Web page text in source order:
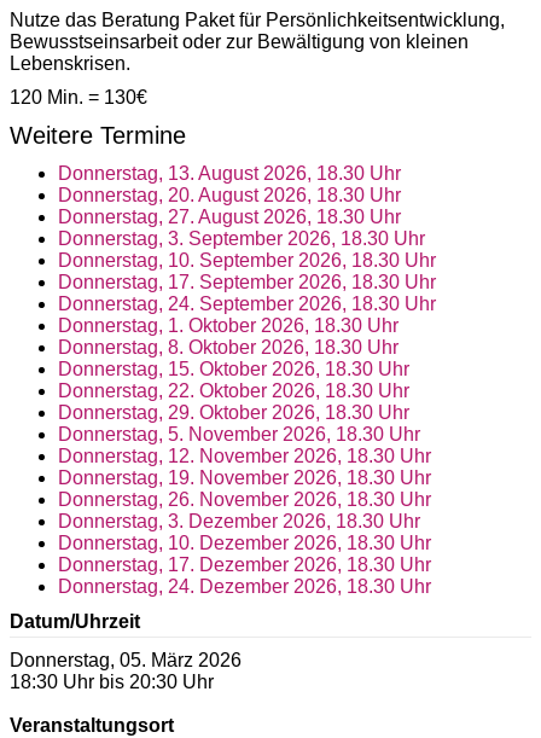
Nutze das Beratung Paket für Persönlichkeitsentwicklung,
Bewusstseinsarbeit oder zur Bewältigung von kleinen
Lebenskrisen.
120 Min. = 130€
Weitere Termine
Donnerstag, 13. August 2026, 18.30 Uhr
Donnerstag, 20. August 2026, 18.30 Uhr
Donnerstag, 27. August 2026, 18.30 Uhr
Donnerstag, 3. September 2026, 18.30 Uhr
Donnerstag, 10. September 2026, 18.30 Uhr
Donnerstag, 17. September 2026, 18.30 Uhr
Donnerstag, 24. September 2026, 18.30 Uhr
Donnerstag, 1. Oktober 2026, 18.30 Uhr
Donnerstag, 8. Oktober 2026, 18.30 Uhr
Donnerstag, 15. Oktober 2026, 18.30 Uhr
Donnerstag, 22. Oktober 2026, 18.30 Uhr
Donnerstag, 29. Oktober 2026, 18.30 Uhr
Donnerstag, 5. November 2026, 18.30 Uhr
Donnerstag, 12. November 2026, 18.30 Uhr
Donnerstag, 19. November 2026, 18.30 Uhr
Donnerstag, 26. November 2026, 18.30 Uhr
Donnerstag, 3. Dezember 2026, 18.30 Uhr
Donnerstag, 10. Dezember 2026, 18.30 Uhr
Donnerstag, 17. Dezember 2026, 18.30 Uhr
Donnerstag, 24. Dezember 2026, 18.30 Uhr
Datum/Uhrzeit
Donnerstag, 05. März 2026
18:30 Uhr bis 20:30 Uhr
Veranstaltungsort